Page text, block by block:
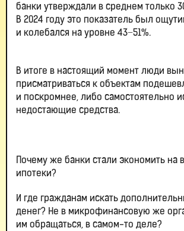
банки утверждали в среднем только
В 2024 году это показатель был
и колебался на уровне 43−51%.
В итоге в настоящий момент люди
присматриваться к объектам
и поскромнее, либо самостоятельно
недостающие средства.
Почему же банки стали экономить на
ипотеки?
И где гражданам искать
денег? Не в микрофинансовую же
им обращаться, в самом-то деле?